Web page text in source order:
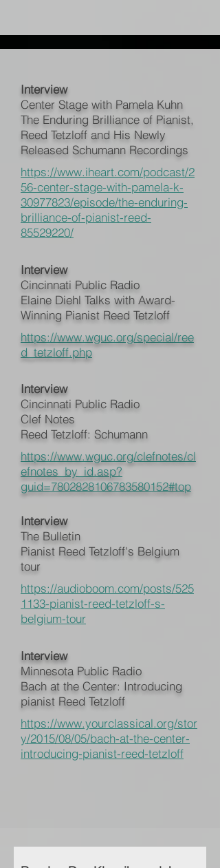
Interview
Center Stage with Pamela Kuhn
The Enduring Brilliance of Pianist,
Reed Tetzloff and His Newly
Released Schumann Recordings
https://www.iheart.com/podcast/2
56-center-stage-with-pamela-k-
30977823/episode/the-enduring-
brilliance-of-pianist-reed-
85529220/
Interview
Cincinnati Public Radio
Elaine Diehl Talks with Award-
Winning Pianist Reed Tetzloff
https://www.wguc.org/special/ree
d_tetzloff.php
Interview
Cincinnati Public Radio
Clef Notes
Reed Tetzloff: Schumann
https://www.wguc.org/clefnotes/cl
efnotes_by_id.asp?
guid=7802828106783580152#top
Interview
The Bulletin
Pianist Reed Tetzloff's Belgium
tour
https://audioboom.com/posts/525
1133-pianist-reed-tetzloff-s-
belgium-tour
Interview
Minnesota Public Radio
Bach at the Center: Introducing
pianist Reed Tetzloff
https://www.yourclassical.org/stor
y/2015/08/05/bach-at-the-center-
introducing-pianist-reed-tetzloff